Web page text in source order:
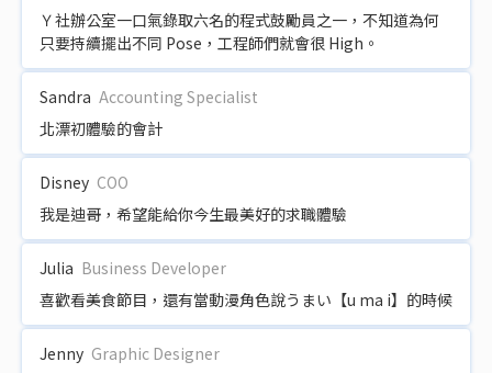
Ｙ社辦公室一口氣錄取六名的程式鼓勵員之一，不知道為何
只要持續擺出不同 Pose，工程師們就會很 High。
Sandra Accounting Specialist
北漂初體驗的會計
Disney COO
我是迪哥，希望能給你今生最美好的求職體驗
Julia Business Developer
喜歡看美食節目，還有當動漫角色說うまい【u ma i】的時候
Jenny Graphic Designer